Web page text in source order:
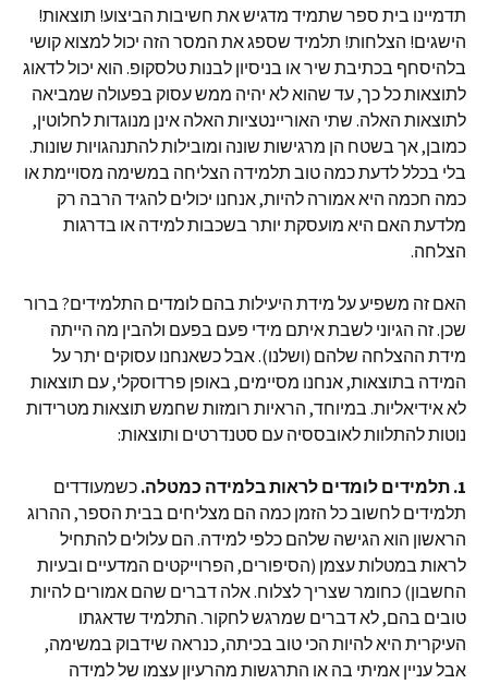
תדמיינו בית ספר שתמיד מדגיש את חשיבות הביצוע! תוצאות!
הישגים! הצלחות! תלמיד שספג את המסר הזה יכול למצוא קושי
בלהיסחף בכתיבת שיר או בניסיון לבנות טלסקופ. הוא יכול לדאוג
לתוצאות כל כך, עד שהוא לא יהיה ממש עסוק בפעולה שמביאה
לתוצאות האלה. שתי האוריינטציות האלה אינן מנוגדות לחלוטין,
כמובן, אך בשטח הן מרגישות שונה ומובילות להתנהגויות שונות.
בלי בכלל לדעת כמה טוב תלמידה הצליחה במשימה מסויימת או
כמה חכמה היא אמורה להיות, אנחנו יכולים להגיד הרבה רק
מלדעת האם היא מועסקת יותר בשכבות למידה או בדרגות
הצלחה.
האם זה משפיע על מידת היעילות בהם לומדים התלמידים? ברור
שכן. זה הגיוני לשבת איתם מידי פעם בפעם ולהבין מה הייתה
מידת ההצלחה שלהם (ושלנו). אבל כשאנחנו עסוקים יתר על
המידה בתוצאות, אנחנו מסיימים, באופן פרדוסקלי, עם תוצאות
לא אידיאליות. במיוחד, הראיות רומזות שחמש תוצאות מטרידות
נוטות להתלוות לאובססיה עם סטנדרטים ותוצאות:
1. תלמידים לומדים לראות בלמידה כמטלה. כשמעודדים
תלמידים לחשוב כל הזמן כמה הם מצליחים בבית הספר, ההרוג
הראשון הוא הגישה שלהם כלפי למידה. הם עלולים להתחיל
לראות במטלות עצמן (הסיפורים, הפרוייקטים המדעיים ובעיות
החשבון) כחומר שצריך לצלוח. אלה דברים שהם אמורים להיות
טובים בהם, לא דברים שמרגש לחקור. התלמיד שדאגתו
העיקרית היא להיות הכי טוב בכיתה, כנראה שידבוק במשימה,
אבל עניין אמיתי בה או התרגשות מהרעיון עצמו של למידה